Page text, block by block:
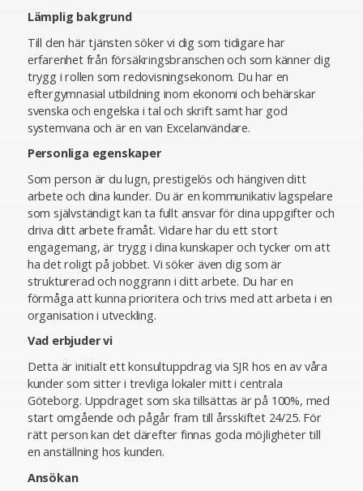
Lämplig bakgrund
Till den här tjänsten söker vi dig som tidigare har
erfarenhet från försäkringsbranschen och som känner dig
trygg i rollen som redovisningsekonom. Du har en
eftergymnasial utbildning inom ekonomi och behärskar
svenska och engelska i tal och skrift samt har god
systemvana och är en van Excelanvändare.
Personliga egenskaper
Som person är du lugn, prestigelös och hängiven ditt
arbete och dina kunder. Du är en kommunikativ lagspelare
som självständigt kan ta fullt ansvar för dina uppgifter och
driva ditt arbete framåt. Vidare har du ett stort
engagemang, är trygg i dina kunskaper och tycker om att
ha det roligt på jobbet. Vi söker även dig som är
strukturerad och noggrann i ditt arbete. Du har en
förmåga att kunna prioritera och trivs med att arbeta i en
organisation i utveckling.
Vad erbjuder vi
Detta är initialt ett konsultuppdrag via SJR hos en av våra
kunder som sitter i trevliga lokaler mitt i centrala
Göteborg. Uppdraget som ska tillsättas är på 100%, med
start omgående och pågår fram till årsskiftet 24/25. För
rätt person kan det därefter finnas goda möjligheter till
en anställning hos kunden.
Ansökan